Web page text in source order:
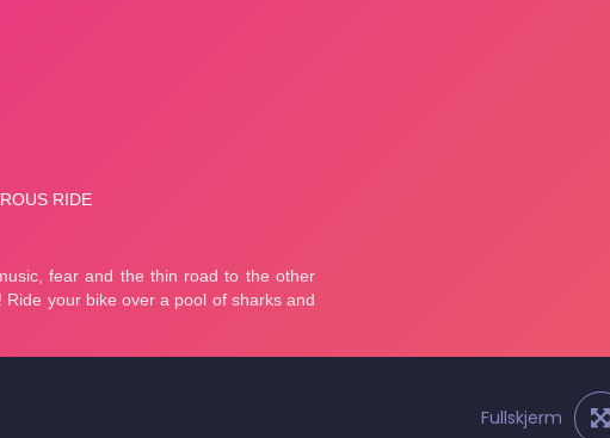
Fullskjerm